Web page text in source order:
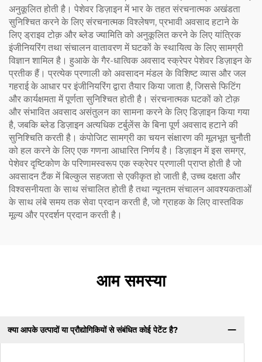
अनुकूलित होती है। पेशेवर डिज़ाइन में भार के तहत संरचनात्मक अखंडता
सुनिश्चित करने के लिए संरचनात्मक विश्लेषण, प्रभावी अवसाद हटाने के
लिए ड्राइव टोक़ और ब्लेड ज्यामिति को अनुकूलित करने के लिए यांत्रिक
इंजीनियरिंग तथा संचालन वातावरण में घटकों के स्थायित्व के लिए सामग्री
विज्ञान शामिल है। हुआके के गैर-धात्विक अवसाद स्क्रेपर पेशेवर डिज़ाइन के
प्रतीक हैं। प्रत्येक प्रणाली को अवसादन मंडल के विशिष्ट व्यास और जल
गहराई के आधार पर इंजीनियरिंग द्वारा तैयार किया जाता है, जिससे फिटिंग
और कार्यक्षमता में पूर्णता सुनिश्चित होती है। संरचनात्मक घटकों को टोक़
और संभावित अवसाद असंतुलन का सामना करने के लिए डिज़ाइन किया गया
है, जबकि ब्लेड डिज़ाइन अत्यधिक टर्बुलेंस के बिना पूर्ण अवसाद हटाने की
सुनिश्चिति करती है। कंपोजिट सामग्री का चयन संक्षारण की मूलभूत चुनौती
को हल करने के लिए एक गणना आधारित निर्णय है। डिज़ाइन में इस समग्र,
पेशेवर दृष्टिकोण के परिणामस्वरूप एक स्क्रेपर प्रणाली प्राप्त होती है जो
अवसादन टैंक में बिल्कुल सहजता से एकीकृत हो जाती है, उच्च दक्षता और
विश्वसनीयता के साथ संचालित होती है तथा न्यूनतम संचालन आवश्यकताओं
के साथ लंबे समय तक सेवा प्रदान करती है, जो ग्राहक के लिए वास्तविक
मूल्य और प्रदर्शन प्रदान करती है।
आम समस्या
क्या आपके उत्पादों या प्रौद्योगिकियों से संबंधित कोई पेटेंट है?